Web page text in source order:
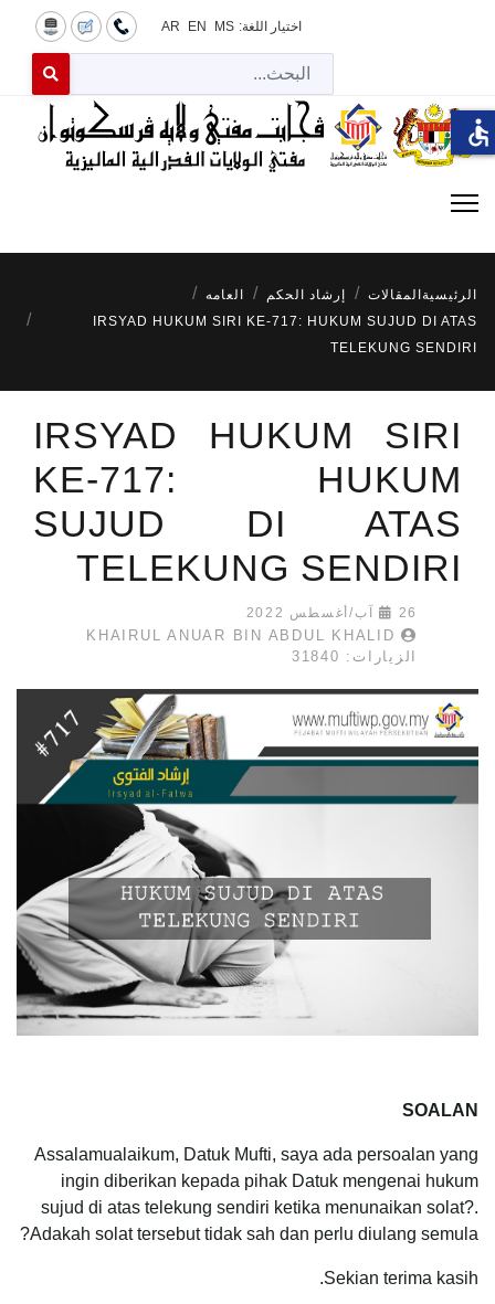
اختيار اللغة: MS
EN
AR
for results.
الرئيسية المقالات إرشاد الحكم
العامه
IRSYAD HUKUM SIRI KE-717: HUKUM SUJUD DI ATAS
TELEKUNG SENDIRI
IRSYAD HUKUM SIRI
KE-717: HUKUM
SUJUD DI ATAS
TELEKUNG SENDIRI
26 آب/أغسطس 2022
KHAIRUL ANUAR BIN ABDUL KHALID
الزيارات: 31840
SOALAN
Assalamualaikum, Datuk Mufti, saya ada persoalan yang
ingin diberikan kepada pihak Datuk mengenai hukum
sujud di atas telekung sendiri ketika menunaikan solat?.
Adakah solat tersebut tidak sah dan perlu diulang semula?
Sekian terima kasih.
accessible